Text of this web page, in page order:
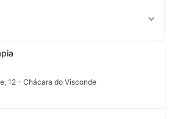
12 - Chácara do Visconde